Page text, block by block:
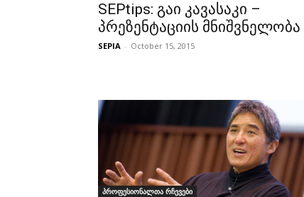
SEPtips: გაი კავასაკი –
პრეზენტაციის მნიშვნელობა
SEPIA - October 15, 2015
პროფესიონალთა რჩევები